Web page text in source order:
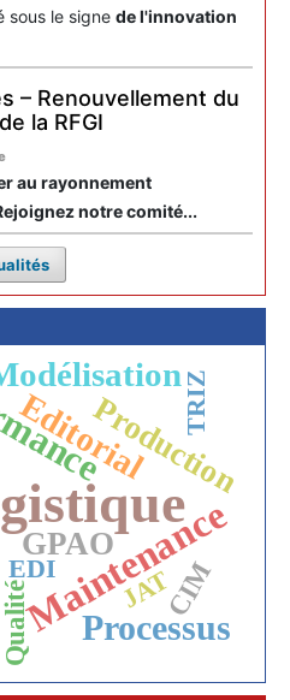
sous le signe de l'innovation
– Renouvellement du
la RFGI
au rayonnement
notre comité...
Maintenance
Processus
Editorial
GPAO
Production
CIM
Qualité
TRIZ
EDI JAT